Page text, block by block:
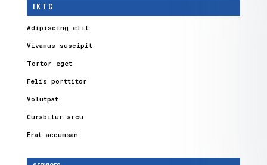
I K T G
Adipiscing elit
Vivamus suscipit
Tortor eget
Felis porttitor
Volutpat
Curabitur arcu
Erat accumsan